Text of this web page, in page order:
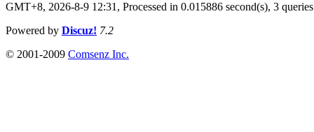
GMT+8, 2026-8-9 12:31, Processed in 0.015886 second(s), 3 queries
Powered by Discuz! 7.2
© 2001-2009 Comsenz Inc.